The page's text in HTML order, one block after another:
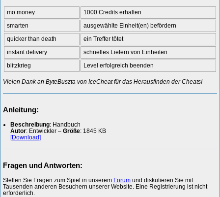
mo money
1000 Credits erhalten
smarten
ausgewählte Einheit(en) befördern
quicker than death
ein Treffer tötet
instant delivery
schnelles Liefern von Einheiten
blitzkrieg
Level erfolgreich beenden
Vielen Dank an ByteBuszta von IceCheat für das Herausfinden der Cheats!
Anleitung:
Beschreibung: Handbuch
Autor: Entwickler – Größe: 1845 KB
[Download]
Fragen und Antworten:
Stellen Sie Fragen zum Spiel in unserem Forum und diskutieren Sie mit
Tausenden anderen Besuchern unserer Website. Eine Registrierung ist nicht
erforderlich.